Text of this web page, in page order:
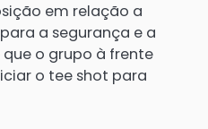
em relação a
a segurança e a
o grupo à frente
o tee shot para